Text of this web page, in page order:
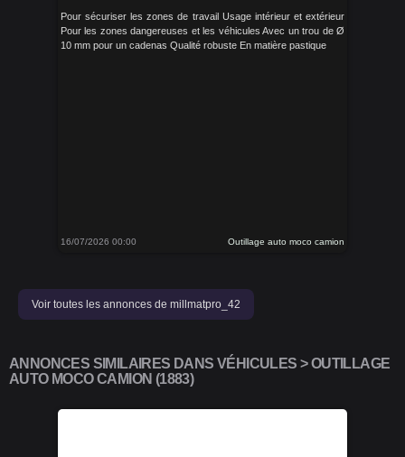
Pour sécuriser les zones de travail Usage intérieur et extérieur
Pour les zones dangereuses et les véhicules Avec un trou de Ø
10 mm pour un cadenas Qualité robuste En matière pastique
16/07/2026 00:00 Outillage auto moco camion
Voir toutes les annonces de millmatpro_42
ANNONCES SIMILAIRES DANS VÉHICULES > OUTILLAGE
AUTO MOCO CAMION (1883)